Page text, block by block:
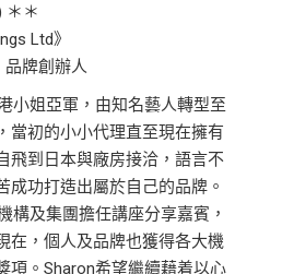
＊＊
Ltd》
品牌創辦人
小姐亞軍，由知名藝人轉型至
當初的小小代理直至現在擁有
飛到日本與廠房接洽，語言不
成功打造出屬於自己的品牌。
構及集團擔任講座分享嘉賓，
在，個人及品牌也獲得各大機
項。Sharon希望繼續藉着以心